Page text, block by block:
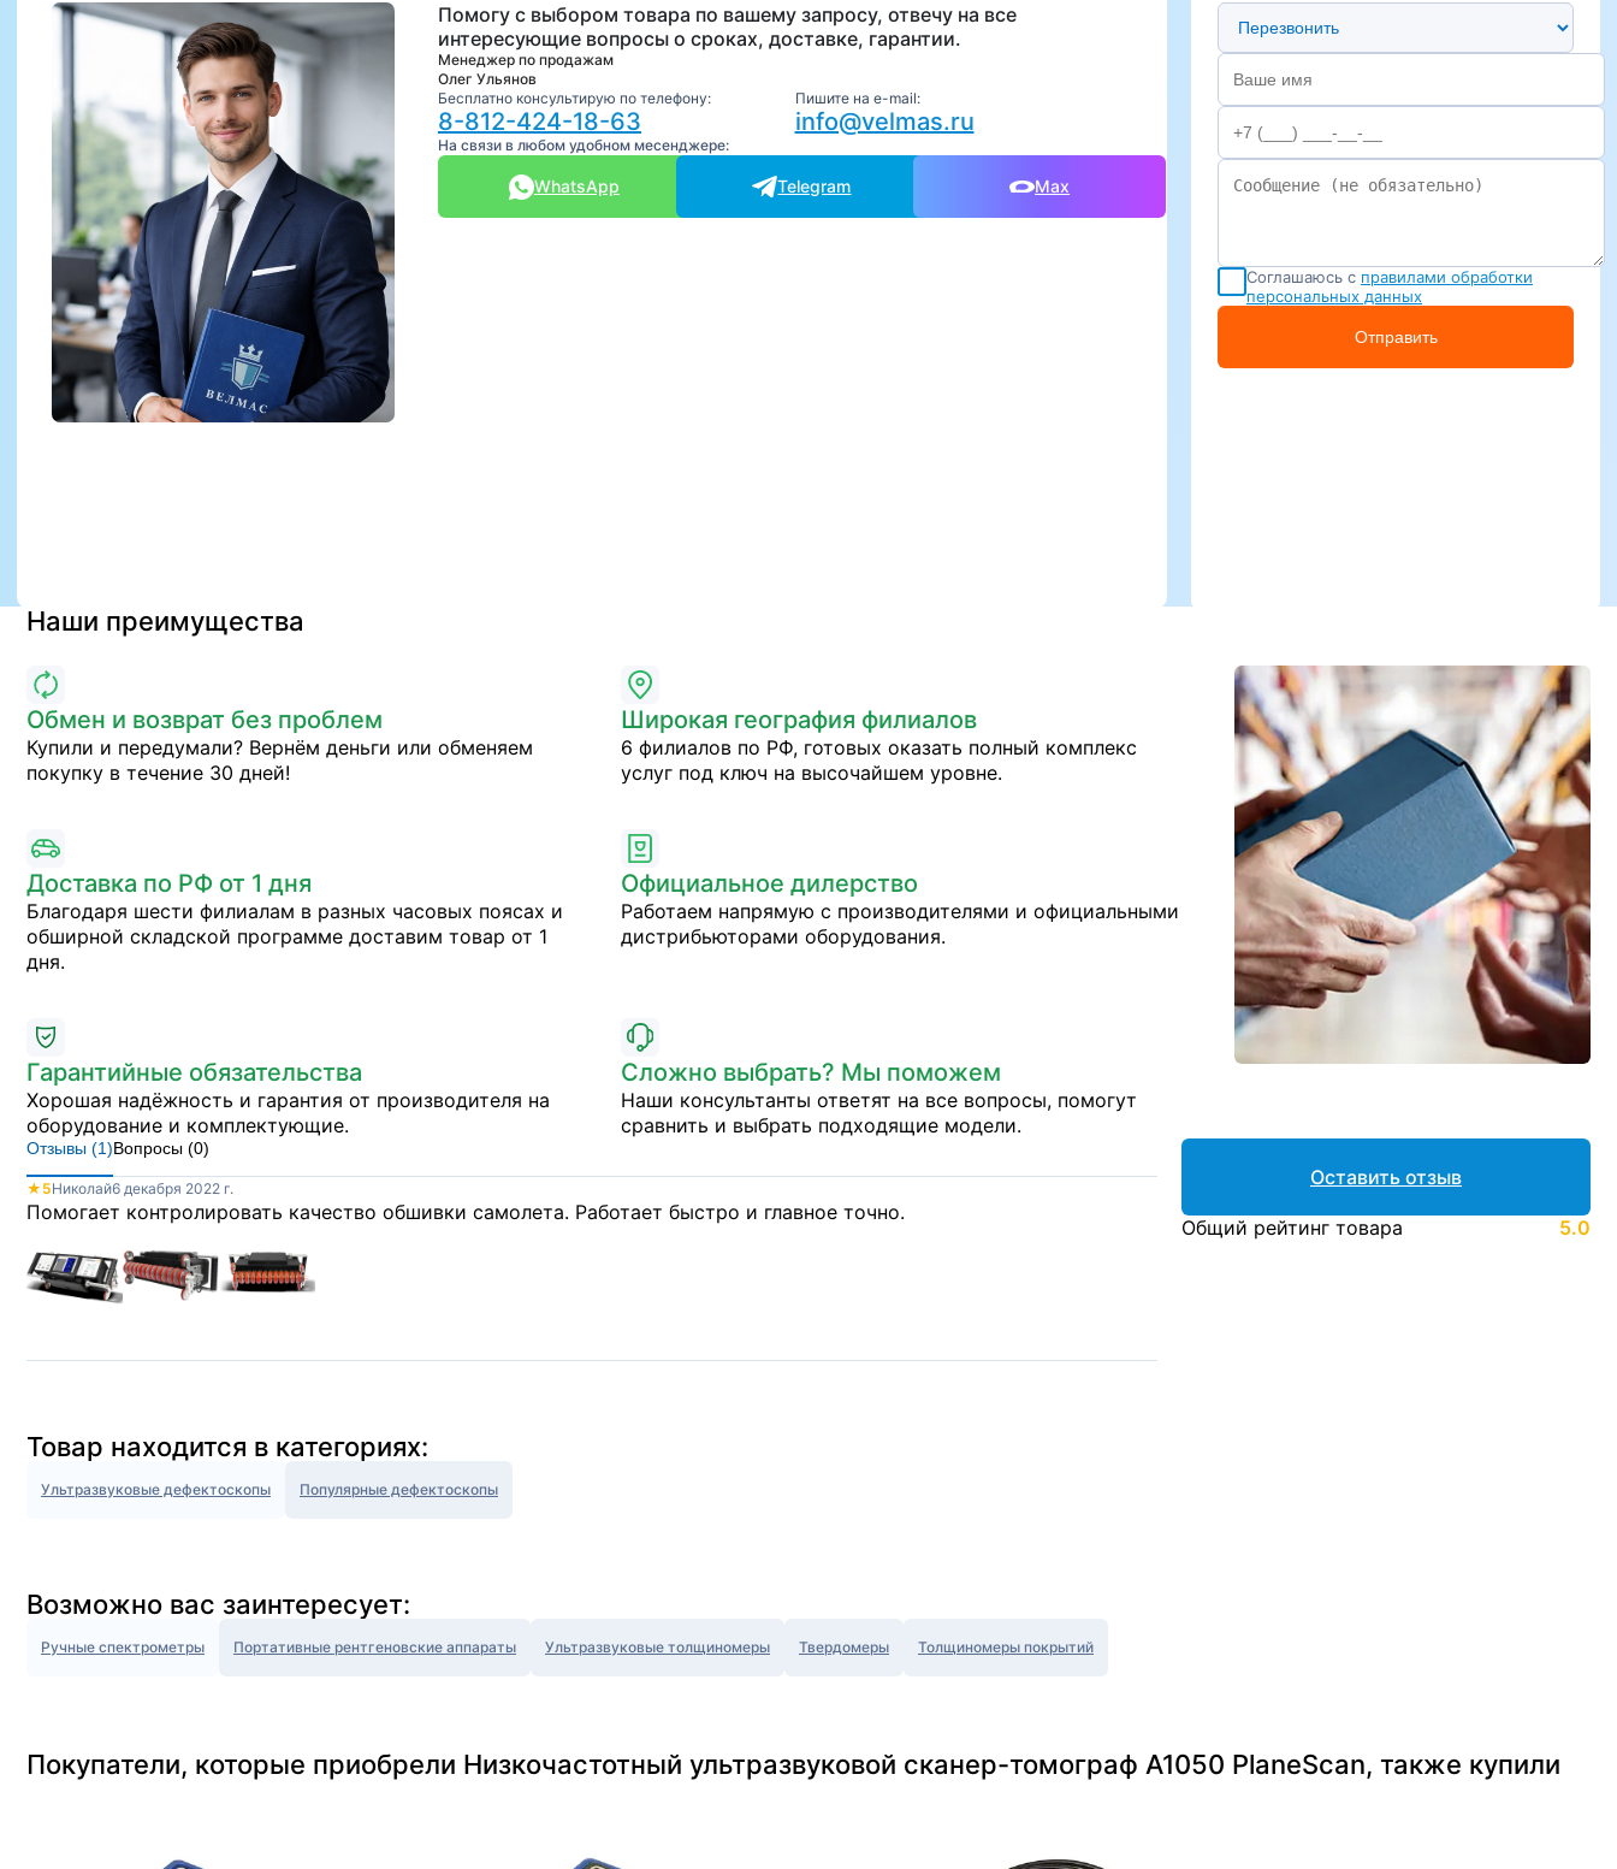
Помогу с выбором товара по вашему запросу, отвечу на все
интересующие вопросы о сроках, доставке, гарантии.
Менеджер по продажам
Олег Ульянов
Бесплатно консультирую по телефону:
8-812-424-18-63
Пишите на e-mail:
info@velmas.ru
На связи в любом удобном месенджере:
WhatsApp Telegram Max
Предпочтительный способ связи
Соглашаюсь с правилами обработки
персональных данных
Отправить
Наши преимущества
Обмен и возврат без проблем
Купили и передумали? Вернём деньги или обменяем
покупку в течение 30 дней!
Широкая география филиалов
6 филиалов по РФ, готовых оказать полный комплекс
услуг под ключ на высочайшем уровне.
Доставка по РФ от 1 дня
Благодаря шести филиалам в разных часовых поясах и
обширной складской программе доставим товар от 1
дня.
Официальное дилерство
Работаем напрямую с производителями и официальными
дистрибьюторами оборудования.
Гарантийные обязательства
Хорошая надёжность и гарантия от производителя на
оборудование и комплектующие.
Сложно выбрать? Мы поможем
Наши консультанты ответят на все вопросы, помогут
сравнить и выбрать подходящие модели.
Отзывы (1)Вопросы (0)
★ 5Николай6 декабря 2022 г.
Помогает контролировать качество обшивки самолета. Работает быстро и главное точно.
Оставить отзыв
Общий рейтинг товара 5.0
Товар находится в категориях:
Ультразвуковые дефектоскопы Популярные дефектоскопы
Возможно вас заинтересует:
Ручные спектрометры Портативные рентгеновские аппараты Ультразвуковые толщиномеры Твердомеры Толщиномеры покрытий
Покупатели, которые приобрели Низкочастотный ультразвуковой сканер-томограф А1050 PlaneScan, также купили